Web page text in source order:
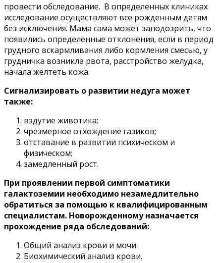
провести обследование. В определенных клиниках
исследование осуществляют все рожденным детям
без исключения. Мама сама может заподозрить, что
появились определенные отклонения, если в период
грудного вскармливания либо кормления смесью, у
грудничка возникла рвота, расстройство желудка,
начала желтеть кожа.
Сигнализировать о развитии недуга может
также:
вздутие животика;
чрезмерное отхождение газиков;
отставание в развитии психическом и
физическом;
замедленный рост.
При проявлении первой симптоматики
галактоземии необходимо незамедлительно
обратиться за помощью к квалифицированным
специалистам. Новорожденному назначается
прохождение ряда обследований:
Общий анализ крови и мочи.
Биохимический анализ крови.